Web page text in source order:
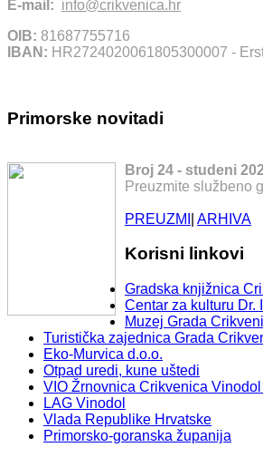
E-mail: info@crikvenica.hr
OIB: 81687755716
IBAN: HR2724020061805300007 -
Primorske novitadi
Broj 24 - studeni
Preuzmite službeno
PREUZMI ARHIVA
Korisni linkovi
Gradska knjižnica
Centar za kulturu Dr.
Muzej Grada
Turistička zajednica Grada
Eko-Murvica d.o.o.
Otpad uredi, kune uštedi
VIO Žrnovnica Crikvenica Vinodol
LAG Vinodol
Vlada Republike Hrvatske
Primorsko-goranska županija